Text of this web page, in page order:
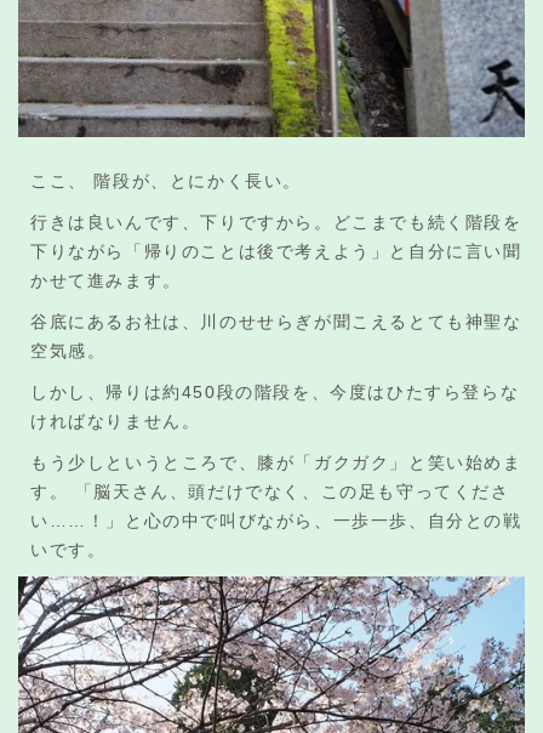
ここ、 階段が、とにかく長い。
行きは良いんです、下りですから。どこまでも続く階段を
下りながら「帰りのことは後で考えよう」と自分に言い聞
かせて進みます。
谷底にあるお社は、川のせせらぎが聞こえるとても神聖な
空気感。
しかし、帰りは約450段の階段を、今度はひたすら登らな
ければなりません。
もう少しというところで、膝が「ガクガク」と笑い始めま
す。 「脳天さん、頭だけでなく、この足も守ってくださ
い……！」と心の中で叫びながら、一歩一歩、自分との戦
いです。